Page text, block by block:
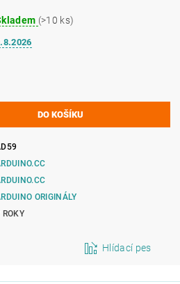
(>10 ks)
ORIGINÁLY
ROKY
Hlídací pes